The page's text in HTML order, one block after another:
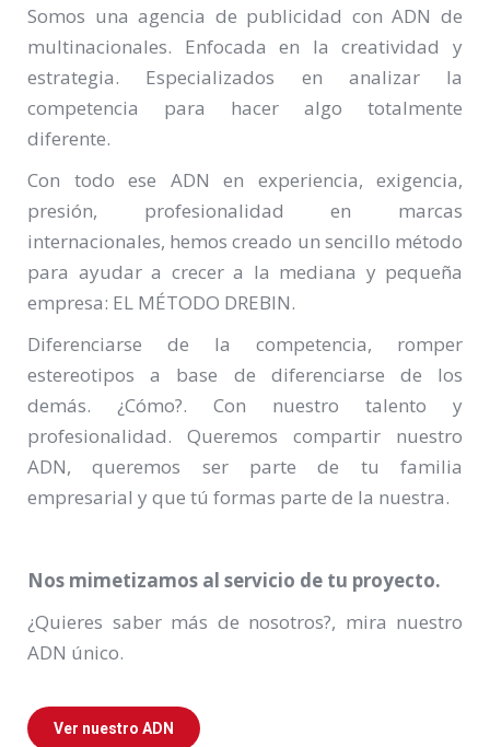
Somos una agencia de publicidad con ADN de
multinacionales. Enfocada en la creatividad y
estrategia. Especializados en analizar la
competencia para hacer algo totalmente
diferente.
Con todo ese ADN en experiencia, exigencia,
presión, profesionalidad en marcas
internacionales, hemos creado un sencillo método
para ayudar a crecer a la mediana y pequeña
empresa: EL MÉTODO DREBIN.
Diferenciarse de la competencia, romper
estereotipos a base de diferenciarse de los
demás. ¿Cómo?. Con nuestro talento y
profesionalidad. Queremos compartir nuestro
ADN, queremos ser parte de tu familia
empresarial y que tú formas parte de la nuestra.
Nos mimetizamos al servicio de tu proyecto.
¿Quieres saber más de nosotros?, mira nuestro
ADN único.
Ver nuestro ADN